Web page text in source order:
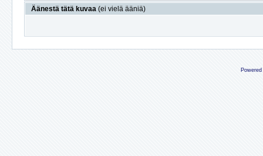
Äänestä tätä kuvaa (ei vielä ääniä)